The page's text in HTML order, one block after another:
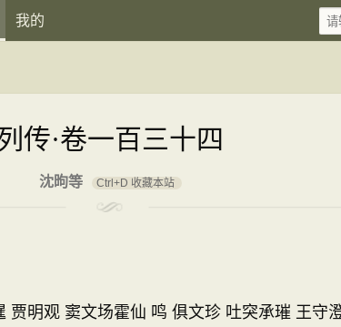
我的
传·卷一百三十四
沈昫等 Ctrl+D 收藏本站
明观 窦文场霍仙 鸣 俱文珍 吐突承璀 王守